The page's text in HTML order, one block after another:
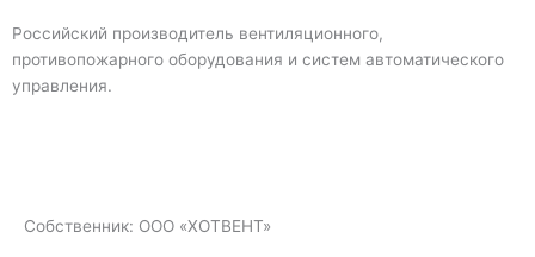
Российский производитель вентиляционного,
противопожарного оборудования и систем автоматического
управления.
Собственник: ООО «ХОТВЕНТ»